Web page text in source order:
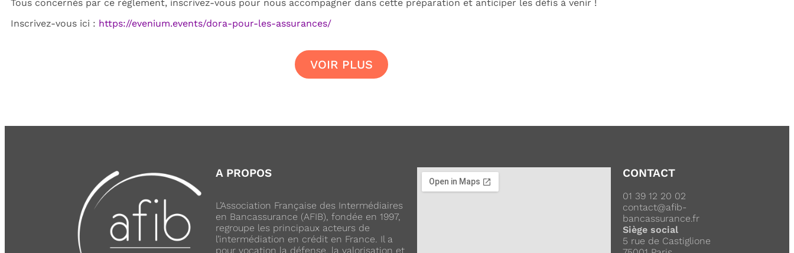
Tous concernés par ce règlement, inscrivez-vous pour nous accompagner dans cette préparation et anticiper les défis à venir !
Inscrivez-vous ici : https://evenium.events/dora-pour-les-assurances/
VOIR PLUS
A PROPOS
L’Association Française des Intermédiaires
en Bancassurance (AFIB), fondée en 1997,
regroupe les principaux acteurs de
l’intermédiation en crédit en France. Il a
pour vocation la défense, la valorisation et
CONTACT
01 39 12 20 02
contact@afib-
bancassurance.fr
Siège social
5 rue de Castiglione